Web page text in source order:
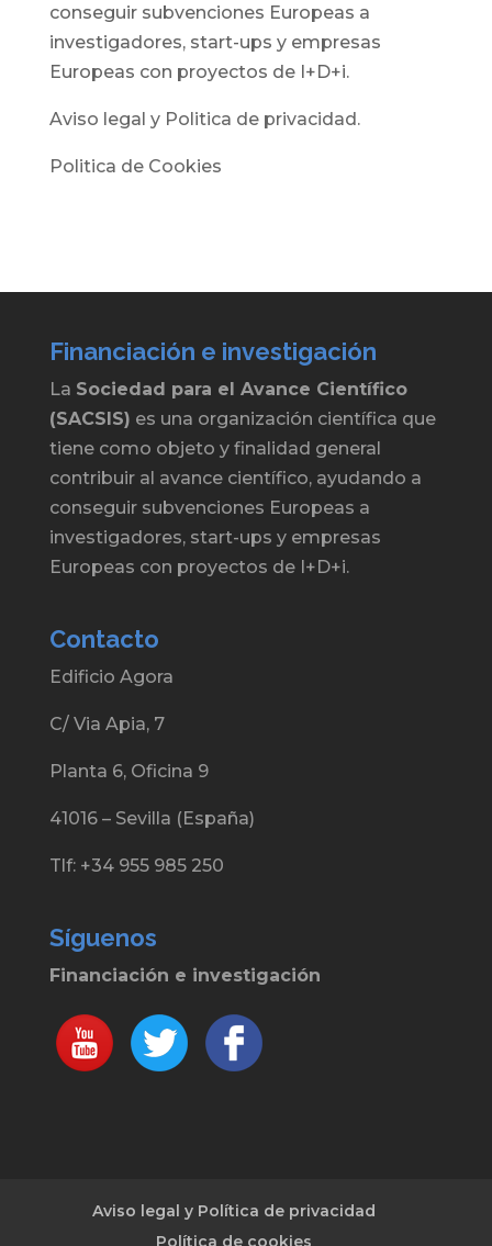
conseguir subvenciones Europeas a
investigadores, start-ups y empresas
Europeas con proyectos de I+D+i.
Aviso legal y Politica de privacidad.
Politica de Cookies
Financiación e investigación
La Sociedad para el Avance Científico
(SACSIS) es una organización científica que
tiene como objeto y finalidad general
contribuir al avance científico, ayudando a
conseguir subvenciones Europeas a
investigadores, start-ups y empresas
Europeas con proyectos de I+D+i.
Contacto
Edificio Agora
C/ Via Apia, 7
Planta 6, Oficina 9
41016 – Sevilla (España)
Tlf: +34 955 985 250
Síguenos
Financiación e investigación
Aviso legal y Política de privacidad